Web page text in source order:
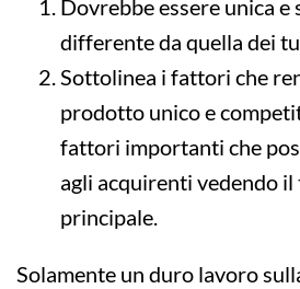
Dovrebbe essere unica
differente da quella dei
Sottolinea i fattori che
prodotto unico e
fattori importanti che
agli acquirenti vedendo il
principale.
Solamente un duro lavoro